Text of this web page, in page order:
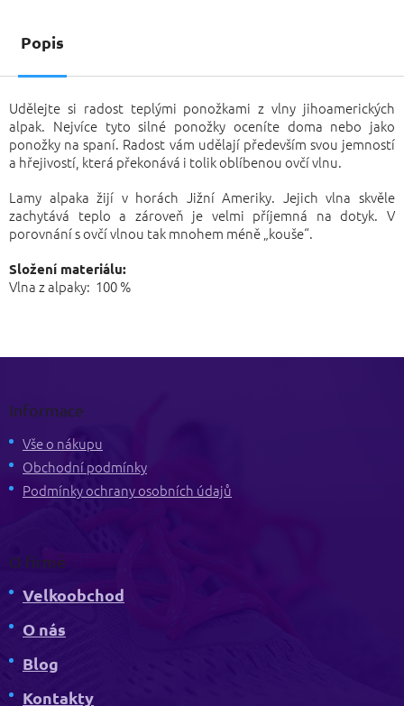
Popis
Udělejte si radost teplými ponožkami z vlny jihoamerických
alpak. Nejvíce tyto silné ponožky oceníte doma nebo jako
ponožky na spaní. Radost vám udělají především svou jemností
a hřejivostí, která překonává i tolik oblíbenou ovčí vlnu.
Lamy alpaka žijí v horách Jižní Ameriky. Jejich vlna skvěle
zachytává teplo a zároveň je velmi příjemná na dotyk. V
porovnání s ovčí vlnou tak mnohem méně „kouše“.
Složení materiálu:
Vlna z alpaky: 100 %
Informace
Vše o nákupu
Obchodní podmínky
Podmínky ochrany osobních údajů
O firmě
Velkoobchod
O nás
Blog
Kontakty